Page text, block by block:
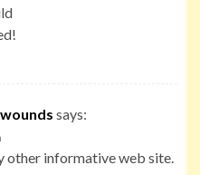
says:
other informative web site.